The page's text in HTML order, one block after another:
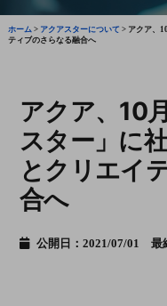
ホーム> アクアスターについて > アクア、
ティブのさらなる融合へ
アクア、10
スター」に
とクリエイ
合へ
公開日：2021/07/01 最